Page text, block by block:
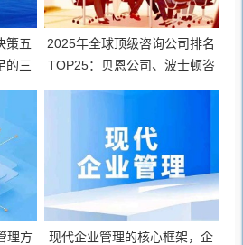
策五
的三
2025年全球顶级咨询公司排名
TOP25：贝恩公司、波士顿咨
理方
现代企业管理的核心框架，企